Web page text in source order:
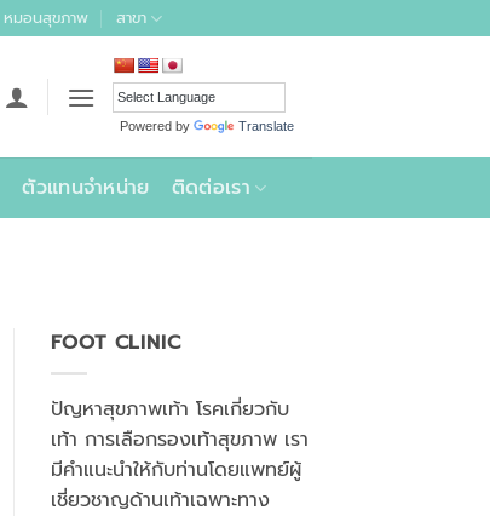
หมอนสุขภาพ สาขา
Powered by Translate
ตัวแทนจำหน่าย ติดต่อเรา
FOOT CLINIC
ปัญหาสุขภาพเท้า โรคเกี่ยวกับ
เท้า การเลือกรองเท้าสุขภาพ เรา
มีคำแนะนำให้กับท่านโดยแพทย์ผู้
เชี่ยวชาญด้านเท้าเฉพาะทาง